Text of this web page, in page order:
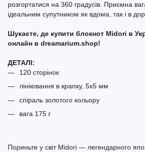
розгортатися на 360 градусів. Приємна
ідеальним супутником як вдома, так і в
Шукаєте, де купити блокнот Midori в
онлайн в dreamarium.shop!
ДЕТАЛІ:
120 сторінок
лініювання в крапку, 5х5 мм
спіраль золотого кольору
вага 175 г
Пориньте у світ Midori — легендарного